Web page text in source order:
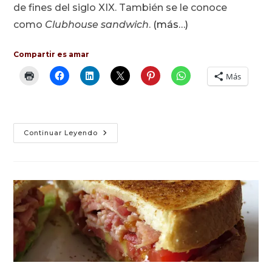
de fines del siglo XIX. También se le conoce
como Clubhouse sandwich. (más…)
Compartir es amar
Más
Continuar Leyendo Club
Sandwich